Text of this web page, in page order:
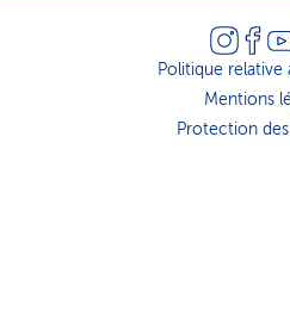
Politique relative
Mentions
Protection